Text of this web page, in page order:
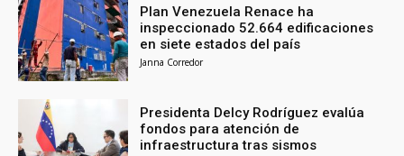
Plan Venezuela Renace ha
inspeccionado 52.664 edificaciones
en siete estados del país
Janna Corredor
Presidenta Delcy Rodríguez evalúa
fondos para atención de
infraestructura tras sismos